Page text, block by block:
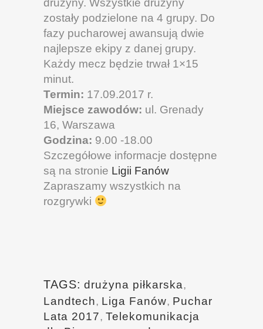
zostały podzielone na 4 grupy. Do
fazy pucharowej awansują dwie
najlepsze ekipy z danej grupy.
Każdy mecz będzie trwał 1×15
minut.
Termin: 17.09.2017 r.
Miejsce zawodów: ul. Grenady
16, Warszawa
Godzina: 9.00 -18.00
Szczegółowe informacje dostępne
są na stronie Ligii Fanów
Zapraszamy wszystkich na
rozgrywki
TAGS: drużyna piłkarska,
Landtech, Liga Fanów, Puchar
Lata 2017, Telekomunikacja